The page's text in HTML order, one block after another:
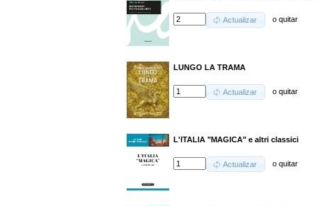
Actualizar oquitar
LUNGO LA TRAMA
Actualizar oquitar
L'ITALIA "MAGICA" e altri classici
Actualizar oquitar